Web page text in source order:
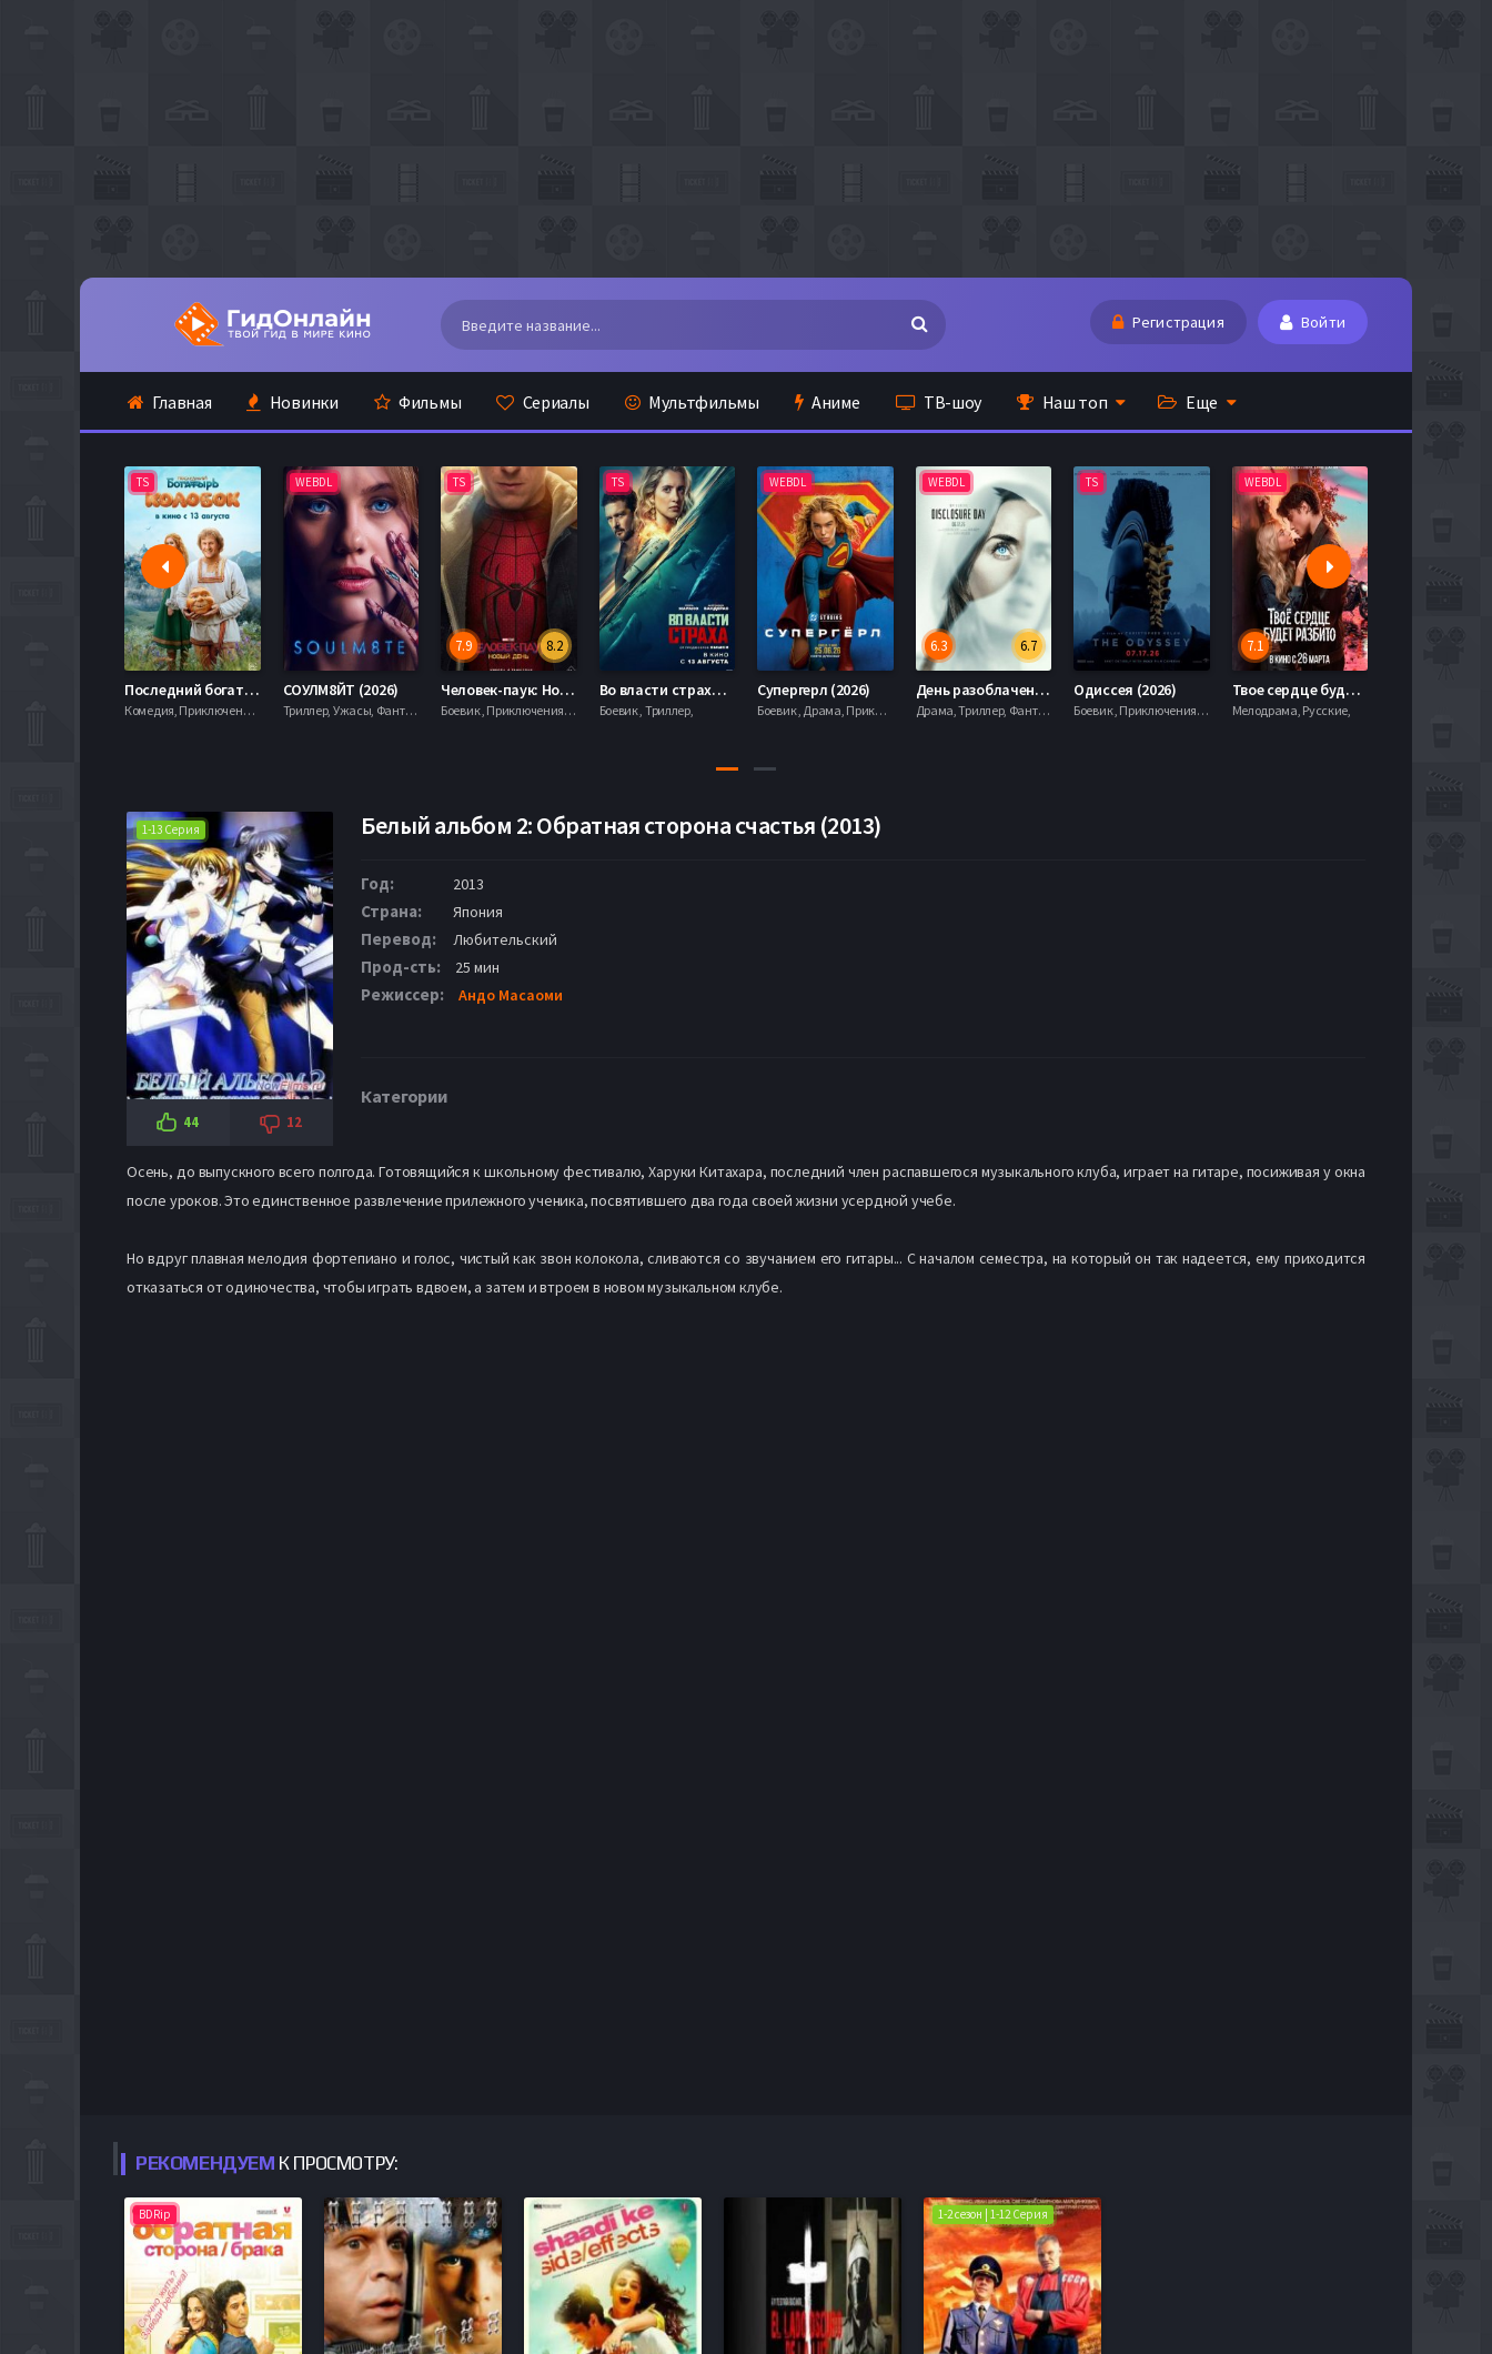
Регистрация Войти
Главная Новинки Фильмы Сериалы Мультфильмы Аниме ТВ-шоу Наш топ Еще
TS
Последний богатырь. Колобок (2026)
Комедия, Приключения, Фэнтези,
WEBDL
СОУЛМ8ЙТ (2026)
Триллер, Ужасы, Фантастика,
TS
8.2
7.9
Человек-паук: Новый день (2026)
Боевик , Приключения, Фантастика, Фэнтези,
TS
Во власти страха (2026)
Боевик , Триллер,
WEBDL
Супергерл (2026)
Боевик , Драма, Приключения, Фантастика,
WEBDL
6.7
6.3
День разоблачения (2026)
Драма, Триллер, Фантастика,
TS
Одиссея (2026)
Боевик , Приключения, Фэнтези,
WEBDL
7.1
Твое сердце будет разбито (2026)
Мелодрама, Русские,
1-13 Серия
44 12
Белый альбом 2: Обратная сторона счастья (2013)
Год: 2013
Страна: Япония
Перевод: Любительский
Прод-сть: 25 мин
Режиссер: Андо Масаоми
Категории
Осень, до выпускного всего полгода. Готовящийся к школьному фестивалю, Харуки Китахара, последний член распавшегося музыкального клуба, играет на гитаре, посиживая у окна
после уроков. Это единственное развлечение прилежного ученика, посвятившего два года своей жизни усердной учебе.
Но вдруг плавная мелодия фортепиано и голос, чистый как звон колокола, сливаются со звучанием его гитары... С началом семестра, на который он так надеется, ему приходится
отказаться от одиночества, чтобы играть вдвоем, а затем и втроем в новом музыкальном клубе.
РЕКОМЕНДУЕМ К ПРОСМОТРУ:
BDRip 1-2 сезон | 1-12 Серия